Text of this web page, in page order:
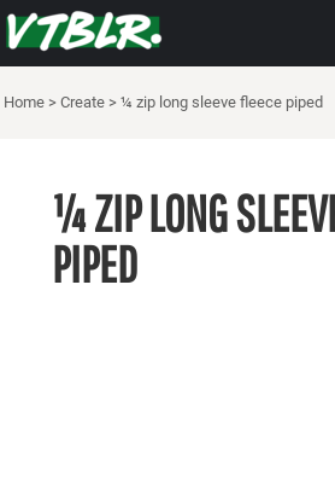
Home > Create > ¼ zip long sleeve fleece piped
¼ ZIP LONG
PIPED